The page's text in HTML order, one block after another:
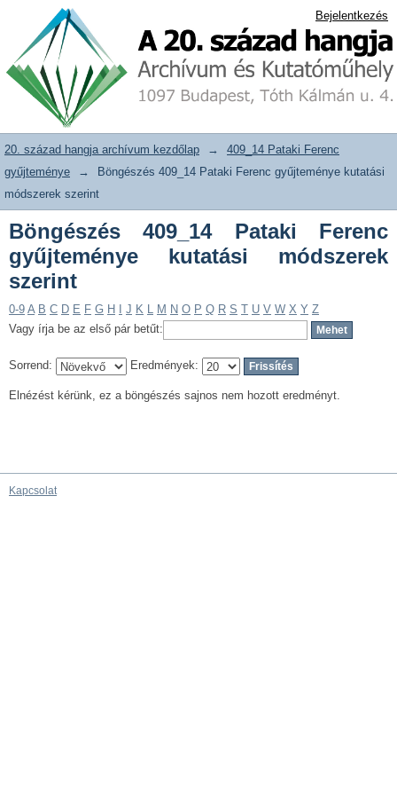
Böngészés 409_14 Pataki Ferenc
gyűjteménye kutatási módszerek
szerint
20. század hangja archívum adattár Bejelentkezés
20. század hangja archívum kezdőlap →
409_14 Pataki Ferenc
gyűjteménye
→
Böngészés 409_14 Pataki Ferenc gyűjteménye kutatási
módszerek szerint
Böngészés 409_14 Pataki Ferenc
gyűjteménye kutatási módszerek
szerint
0-9 A B C D E F G H J K L M N O P Q R S T U V W X Y Z
Vagy írja be az első pár betűt:
Sorrend: Eredmények:
Elnézést kérünk, ez a böngészés sajnos nem hozott eredményt.
Kapcsolat